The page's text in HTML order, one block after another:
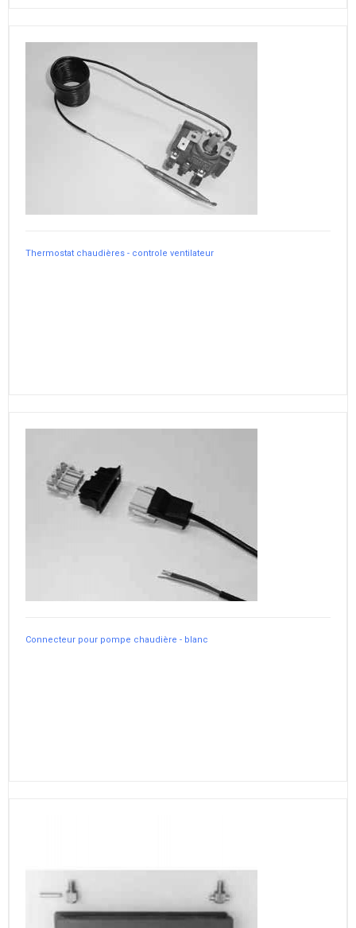
Thermostat chaudières - controle ventilateur
Connecteur pour pompe chaudière - blanc